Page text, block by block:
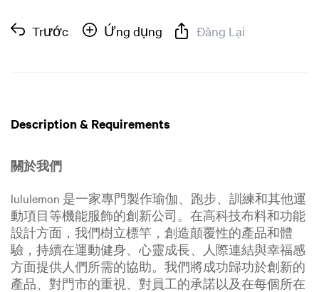
Trước Ứng dụng Đăng Lại
Description & Requirements
關於我們
lululemon 是一家專門製作瑜伽、跑步、訓練和其他運
動項目等機能服飾的創新公司。在高科技布料和功能
設計方面，我們樹立標竿，創造顛覆性的產品和體
驗，持續在運動健身、心靈成長、人際連結與幸福感
方面提供人們所需的協助。我們將成功歸功於創新的
產品、對門市的重視、對員工的承諾以及在每個所在